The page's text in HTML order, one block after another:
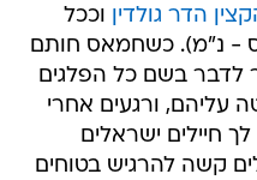
הדר גולדין
וככל
- נ"מ). כשחמאס חותם
לדבר בשם כל הפלגים
עליהם, ורגעים אחרי
חיילים ישראלים
קשה להרגיש בטוחים